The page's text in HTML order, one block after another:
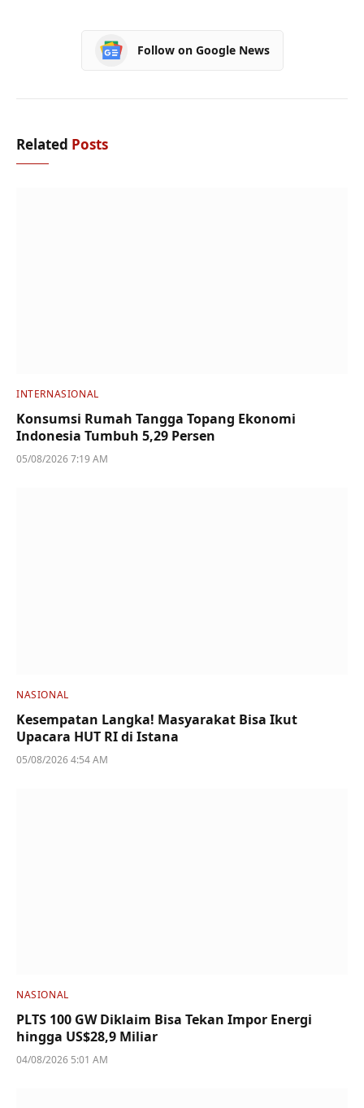
Follow on Google News
Related Posts
INTERNASIONAL
Konsumsi Rumah Tangga Topang Ekonomi
Indonesia Tumbuh 5,29 Persen
05/08/2026 7:19 AM
NASIONAL
Kesempatan Langka! Masyarakat Bisa Ikut
Upacara HUT RI di Istana
05/08/2026 4:54 AM
NASIONAL
PLTS 100 GW Diklaim Bisa Tekan Impor Energi
hingga US$28,9 Miliar
04/08/2026 5:01 AM